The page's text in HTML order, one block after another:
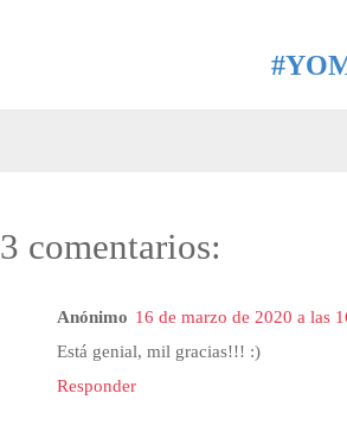
3 comentarios:
Anónimo 16 de marzo de 2020 a las
Está genial, mil gracias!!! :)
Responder